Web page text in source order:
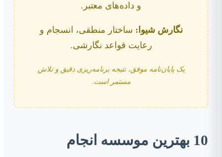
و داده‌های معتبر.
نگارش شیوا: ساختار منطقی، انسجام و
رعایت قواعد نگارشی.
یک پایان‌نامه موفق، نتیجه برنامه‌ریزی دقیق و تلاش
مستمر است.
10 بهترین موسسه انجام